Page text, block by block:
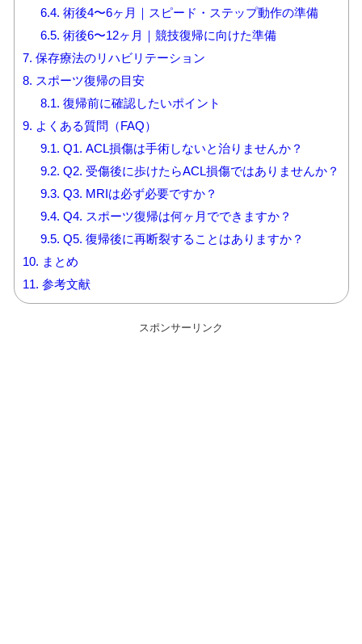
6.4. 術後4〜6ヶ月｜スピード・ステップ動作の準備
6.5. 術後6〜12ヶ月｜競技復帰に向けた準備
7. 保存療法のリハビリテーション
8.
スポーツ復帰の目安
8.1.
復帰前に確認したいポイント
9.
よくある質問（FAQ）
9.1.
Q1. ACL損傷は手術しないと治りませんか？
9.2. Q2. 受傷後に歩けたらACL損傷ではありませんか？
9.3. Q3. MRIは必ず必要ですか？
9.4. Q4. スポーツ復帰は何ヶ月でできますか？
9.5. Q5. 復帰後に再断裂することはありますか？
10.
まとめ
11.
参考文献
スポンサーリンク